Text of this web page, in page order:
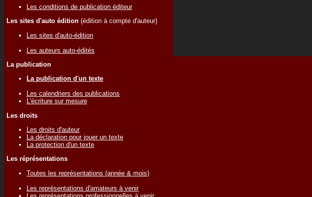
Les conditions de publication éditeur
Les sites d'auto édition (édition à compte d'auteur)
Les sites d'auto-édition
Les auteurs auto-édités
La publication
La publication d'un texte
Les calendriers des publications
L'écriture sur mesure
Les droits
Les droits d'auteur
La déclaration pour jouer un texte
La protection d'un texte
Les réprésentations
Toutes les représentations (année & mois)
Les représentations d'amateurs à venir